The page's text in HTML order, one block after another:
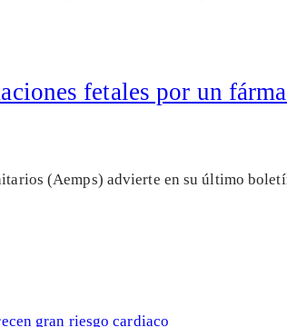
fetales por un
(Aemps) advierte en su último